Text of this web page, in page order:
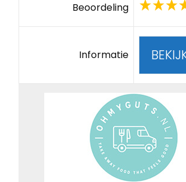
Beoordeling
Informatie